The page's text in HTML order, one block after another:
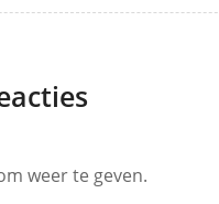
weer te geven.